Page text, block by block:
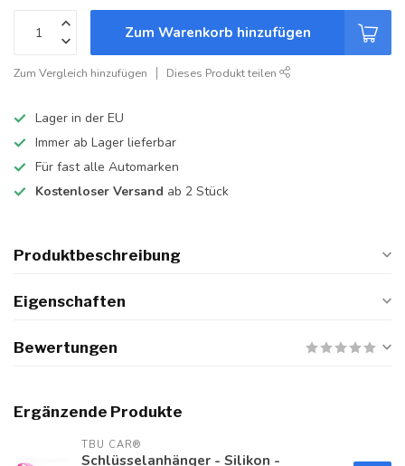
Zum Warenkorb hinzufügen
Zum Vergleich hinzufügen Dieses Produkt teilen
Lager in der EU
Immer ab Lager lieferbar
Für fast alle Automarken
Kostenloser Versand ab 2 Stück
Produktbeschreibung
Eigenschaften
Bewertungen
Ergänzende Produkte
TBU CAR®
Schlüsselanhänger - Silikon -